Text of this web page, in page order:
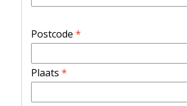
Postcode *
Plaats *